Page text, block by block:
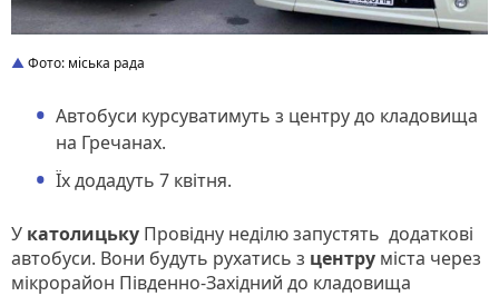
Фото: міська рада
Автобуси курсуватимуть з центру до кладовища
на Гречанах.
Їх додадуть 7 квітня.
У католицьку Провідну неділю запустять додаткові
автобуси. Вони будуть рухатись з центру міста через
мікрорайон Південно-Західний до кладовища